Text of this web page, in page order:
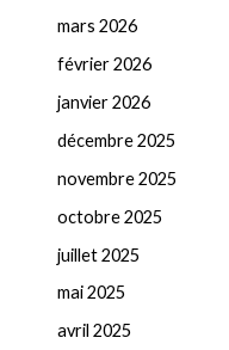
mars 2026
février 2026
janvier 2026
décembre 2025
novembre 2025
octobre 2025
juillet 2025
mai 2025
avril 2025